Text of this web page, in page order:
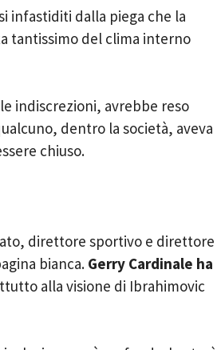
infastiditi dalla piega che la
tantissimo del clima interno
indiscrezioni, avrebbe reso
dentro la società, aveva
chiuso.
direttore sportivo e direttore
bianca. Gerry Cardinale ha
alla visione di Ibrahimovic